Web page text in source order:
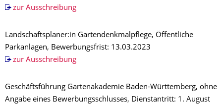
zur Ausschreibung
Landschaftsplaner:in Gartendenkmalpflege, Öffentliche
Parkanlagen, Bewerbungsfrist: 13.03.2023
zur Ausschreibung
Geschäftsführung Gartenakademie Baden-Württemberg, ohne
Angabe eines Bewerbungsschlusses, Dienstantritt: 1. August